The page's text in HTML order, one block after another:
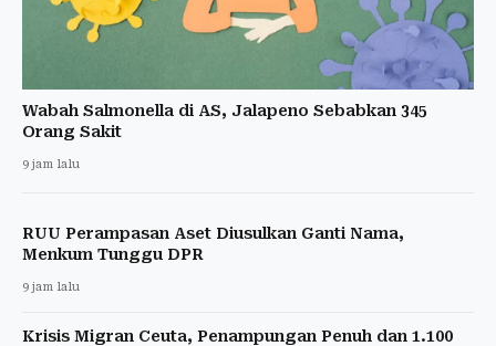
Wabah Salmonella di AS, Jalapeno Sebabkan 345
Orang Sakit
9 jam lalu
RUU Perampasan Aset Diusulkan Ganti Nama,
Menkum Tunggu DPR
9 jam lalu
Krisis Migran Ceuta, Penampungan Penuh dan 1.100